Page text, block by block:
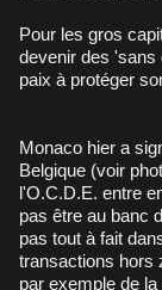
Pour les gros
devenir des 'sans
paix à protéger
Monaco hier a
Belgique (voir
l'O.C.D.E. entre
pas être au banc
pas tout à fait
transactions hors
par exemple de